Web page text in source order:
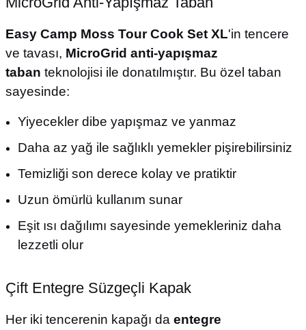
Easy Camp Moss Tour Cook Set XL'in tencere
ve tavası, MicroGrid anti-yapışmaz
taban teknolojisi ile donatılmıştır. Bu özel taban
sayesinde:
Yiyecekler dibe yapışmaz ve yanmaz
Daha az yağ ile sağlıklı yemekler pişirebilirsiniz
Temizliği son derece kolay ve pratiktir
Uzun ömürlü kullanım sunar
Eşit ısı dağılımı sayesinde yemekleriniz daha
lezzetli olur
Çift Entegre Süzgeçli Kapak
Her iki tencerenin kapağı da entegre